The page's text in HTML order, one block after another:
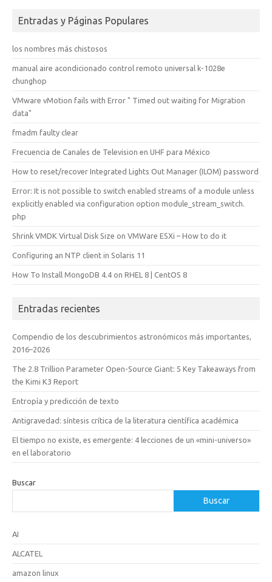
Entradas y Páginas Populares
los nombres más chistosos
manual aire acondicionado control remoto universal k-1028e
chunghop
VMware vMotion fails with Error " Timed out waiting for Migration
data"
fmadm faulty clear
Frecuencia de Canales de Television en UHF para México
How to reset/recover Integrated Lights Out Manager (ILOM) password
Error: It is not possible to switch enabled streams of a module unless
explicitly enabled via configuration option module_stream_switch.
php
Shrink VMDK Virtual Disk Size on VMWare ESXi – How to do it
Configuring an NTP client in Solaris 11
How To Install MongoDB 4.4 on RHEL 8 | CentOS 8
Entradas recientes
Compendio de los descubrimientos astronómicos más importantes,
2016–2026
The 2.8 Trillion Parameter Open-Source Giant: 5 Key Takeaways from
the Kimi K3 Report
Entropía y predicción de texto
Antigravedad: síntesis crítica de la literatura científica académica
El tiempo no existe, es emergente: 4 lecciones de un «mini-universo»
en el laboratorio
Buscar
Buscar
AI
ALCATEL
amazon linux